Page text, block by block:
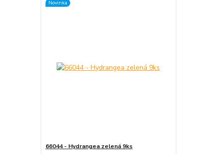
Novinka
66044 - Hydrangea zelená 9ks